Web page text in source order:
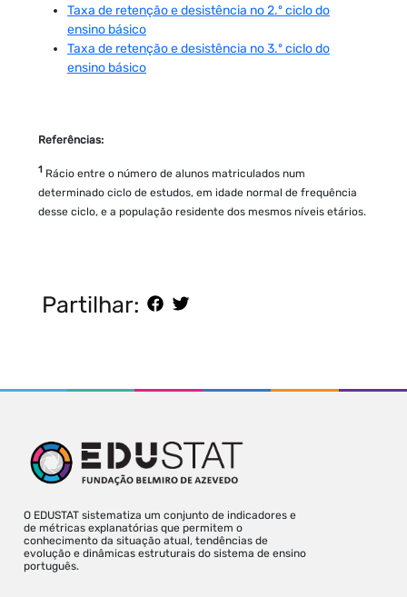
Taxa de retenção e desistência no 2.º ciclo do
ensino básico
Taxa de retenção e desistência no 3.º ciclo do
ensino básico
Referências:
1 Rácio entre o número de alunos matriculados num
determinado ciclo de estudos, em idade normal de frequência
desse ciclo, e a população residente dos mesmos níveis etários.
Partilhar:
O EDUSTAT sistematiza um conjunto de indicadores e
de métricas explanatórias que permitem o
conhecimento da situação atual, tendências de
evolução e dinâmicas estruturais do sistema de ensino
português.